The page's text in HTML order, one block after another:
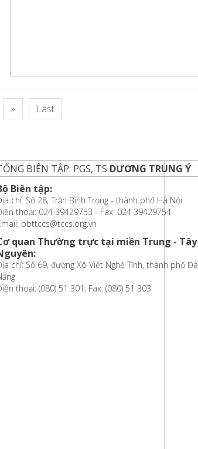
» Last
BIÊN TẬP: PGS, TS DƯƠNG TRUNG Ý
Biên tập:
chỉ: Số 28, Trần Bình Trọng - thành phố Hà Nội
thoại: 024 39429753 - Fax: 024 39429754
bbttccs@tccs.org.vn
quan Thường trực tại miền Trung - Tây
chỉ: Số 69, đường Xô Viết Nghệ Tĩnh, thành phố Đà
thoại: (080) 51 301; Fax: (080) 51 303